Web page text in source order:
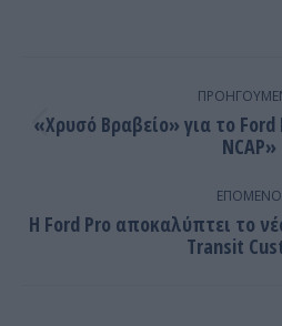
post:
«Χρυσό Βραβείο» για το
NCAP»
ΕΠΌΜΕΝΟ
Η Ford Pro αποκαλύπτει το
Transit